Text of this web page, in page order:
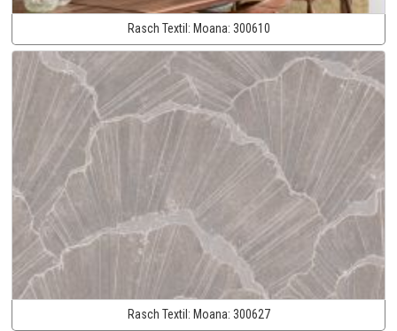
Rasch Textil: Moana: 300610
Rasch Textil: Moana: 300627